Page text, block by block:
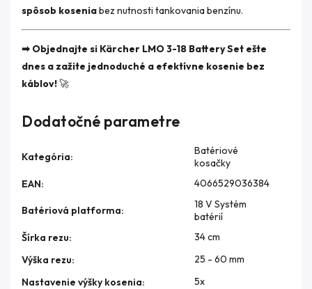
spôsob koseniabez nutnosti tankovania benzínu.
➡ Objednajte si Kärcher LMO 3-18 Battery Set ešte
dnes a zažite jednoduché a efektívne kosenie bez
káblov!🚀
Dodatočné parametre
Kategória:
Batériové
kosačky
EAN: 4066529036384
Batériová platforma:
18 V Systém
batérií
Šírka rezu:
34 cm
Výška rezu:
25 - 60 mm
Nastavenie výšky kosenia:
5x